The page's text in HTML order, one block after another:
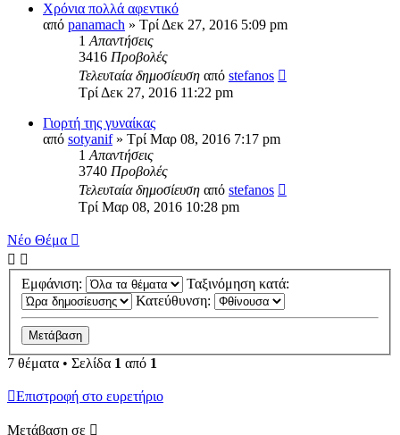
Χρόνια πολλά αφεντικό
από panamach » Τρί Δεκ 27, 2016 5:09 pm
1 Απαντήσεις
3416 Προβολές
Τελευταία δημοσίευση από stefanos
Τρί Δεκ 27, 2016 11:22 pm
Γιορτή της γυναίκας
από sotyanif» Τρί Μαρ 08, 2016 7:17 pm
1 Απαντήσεις
3740 Προβολές
Τελευταία δημοσίευση από stefanos
Τρί Μαρ 08, 2016 10:28 pm
Νέο Θέμα
Εμφάνιση:
Ταξινόμηση κατά:
Κατεύθυνση:
7 θέματα • Σελίδα 1 από 1
Επιστροφή στο ευρετήριο
Μετάβαση σε